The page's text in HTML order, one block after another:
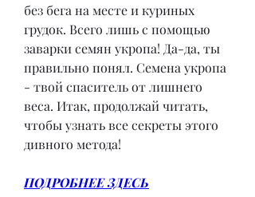
без бега на месте и куриных
грудок. Всего лишь с помощью
заварки семян укропа! Да-да, ты
правильно понял. Семена укропа
- твой спаситель от лишнего
веса. Итак, продолжай читать,
чтобы узнать все секреты этого
дивного метода!
ПОДРОБНЕЕ ЗДЕСЬ